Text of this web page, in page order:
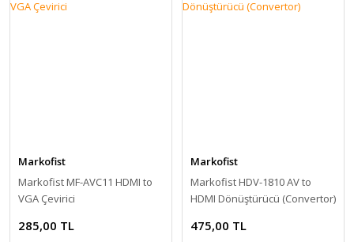
Markofist
Markofist MF-AVC11 HDMI to
VGA Çevirici
285,00 TL
Markofist
Markofist HDV-1810 AV to
HDMI Dönüştürücü (Convertor)
475,00 TL